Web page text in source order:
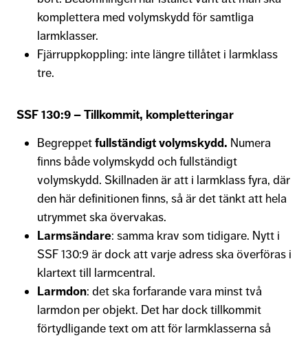
komplettera med volymskydd för samtliga
larmklasser.
Fjärruppkoppling: inte längre tillåtet i larmklass
tre.
SSF 130:9 – Tillkommit, kompletteringar
Begreppetfullständigt volymskydd. Numera
finns både volymskydd och fullständigt
volymskydd. Skillnaden är att i larmklass fyra, där
den här definitionen finns, så är det tänkt att hela
utrymmet ska övervakas.
Larmsändare: samma krav som tidigare. Nytt i
SSF 130:9 är dock att varje adress ska överföras i
klartext till larmcentral.
Larmdon: det ska forfarande vara minst två
larmdon per objekt. Det har dock tillkommit
förtydligande text om att för larmklasserna så